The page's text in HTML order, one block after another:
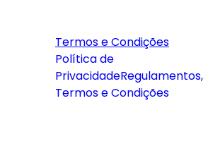
Termos e Condições
Política de
PrivacidadeRegulamentos,
Termos e Condições